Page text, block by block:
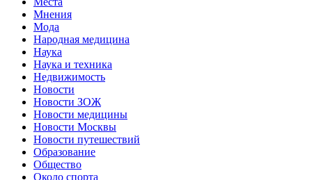
Мнения
Мода
Народная медицина
Наука
Наука и техника
Недвижимость
Новости
Новости ЗОЖ
Новости медицины
Новости Москвы
Новости путешествий
Образование
Общество
Около спорта